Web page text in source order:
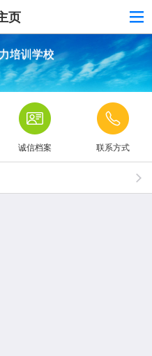
页
培训学校
诚信档案 联系方式